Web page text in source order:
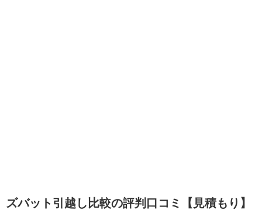
ズバット引越し比較の評判口コミ【見積もり】